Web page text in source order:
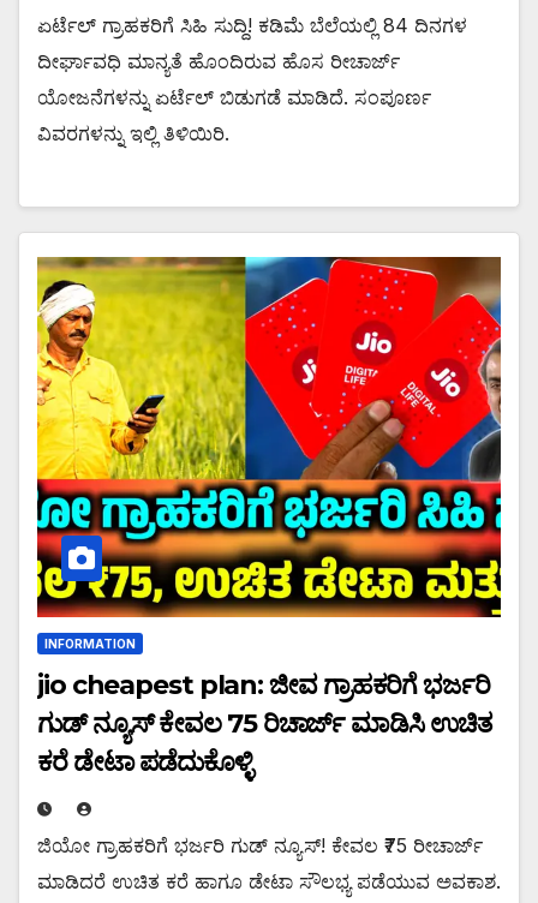
ಏರ್ಟೆಲ್ ಗ್ರಾಹಕರಿಗೆ ಸಿಹಿ ಸುದ್ದಿ! ಕಡಿಮೆ ಬೆಲೆಯಲ್ಲಿ 84 ದಿನಗಳ
ದೀರ್ಘಾವಧಿ ಮಾನ್ಯತೆ ಹೊಂದಿರುವ ಹೊಸ ರೀಚಾರ್ಜ್
ಯೋಜನೆಗಳನ್ನು ಏರ್ಟೆಲ್ ಬಿಡುಗಡೆ ಮಾಡಿದೆ. ಸಂಪೂರ್ಣ
ವಿವರಗಳನ್ನು ಇಲ್ಲಿ ತಿಳಿಯಿರಿ.
INFORMATION
jio cheapest plan: ಜೀವ ಗ್ರಾಹಕರಿಗೆ ಭರ್ಜರಿ
ಗುಡ್ ನ್ಯೂಸ್ ಕೇವಲ 75 ರಿಚಾರ್ಜ್ ಮಾಡಿಸಿ ಉಚಿತ
ಕರೆ ಡೇಟಾ ಪಡೆದುಕೊಳ್ಳಿ
ಜಿಯೋ ಗ್ರಾಹಕರಿಗೆ ಭರ್ಜರಿ ಗುಡ್ ನ್ಯೂಸ್! ಕೇವಲ ₹75 ರೀಚಾರ್ಜ್
ಮಾಡಿದರೆ ಉಚಿತ ಕರೆ ಹಾಗೂ ಡೇಟಾ ಸೌಲಭ್ಯ ಪಡೆಯುವ ಅವಕಾಶ.